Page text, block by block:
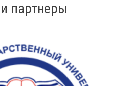
партнеры